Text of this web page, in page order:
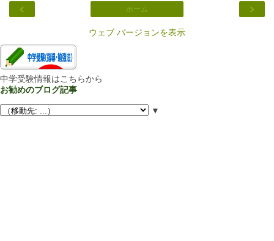
‹ ›
ホーム
ウェブ バージョンを表示
中学受験情報はこちらから
お勧めのブログ記事
▼